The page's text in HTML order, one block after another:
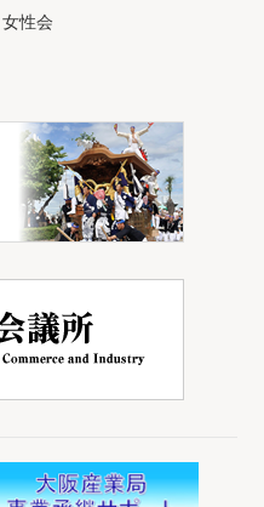
女性会